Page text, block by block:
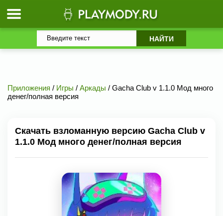
Приложения / Игры / Аркады / Gacha Club v 1.1.0 Мод много
денег/полная версия
Скачать взломанную версию Gacha Club v
1.1.0 Мод много денег/полная версия